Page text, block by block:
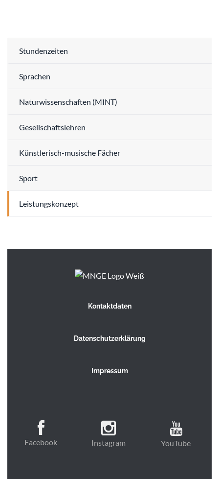
Stundenzeiten
Sprachen
Naturwissenschaften (MINT)
Gesellschaftslehren
Künstlerisch-musische Fächer
Sport
Leistungskonzept
Kontaktdaten
Datenschutzerklärung
Impressum
Facebook Instagram YouTube